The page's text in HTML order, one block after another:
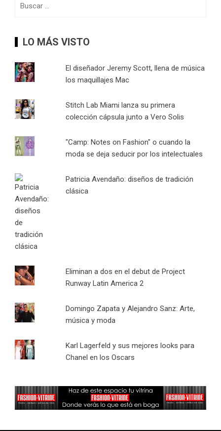
LO MÁS VISTO
El diseñador Jeremy Scott, llena de música
los maquillajes Mac
Stitch Lab Miami lanza su primera
colección cápsula junto a Vero Solis
"Camp: Notes on Fashion" o cuando la
moda se deja seducir por los intelectuales
Patricia Avendaño: diseños de tradición
clásica
Eliminan a dos en el debut de Project
Runway Latin America 2
Domingo Zapata y Alejandro Sanz: Arte,
música y moda
Karl Lagerfeld y sus mejores looks para
Chanel en los Oscars